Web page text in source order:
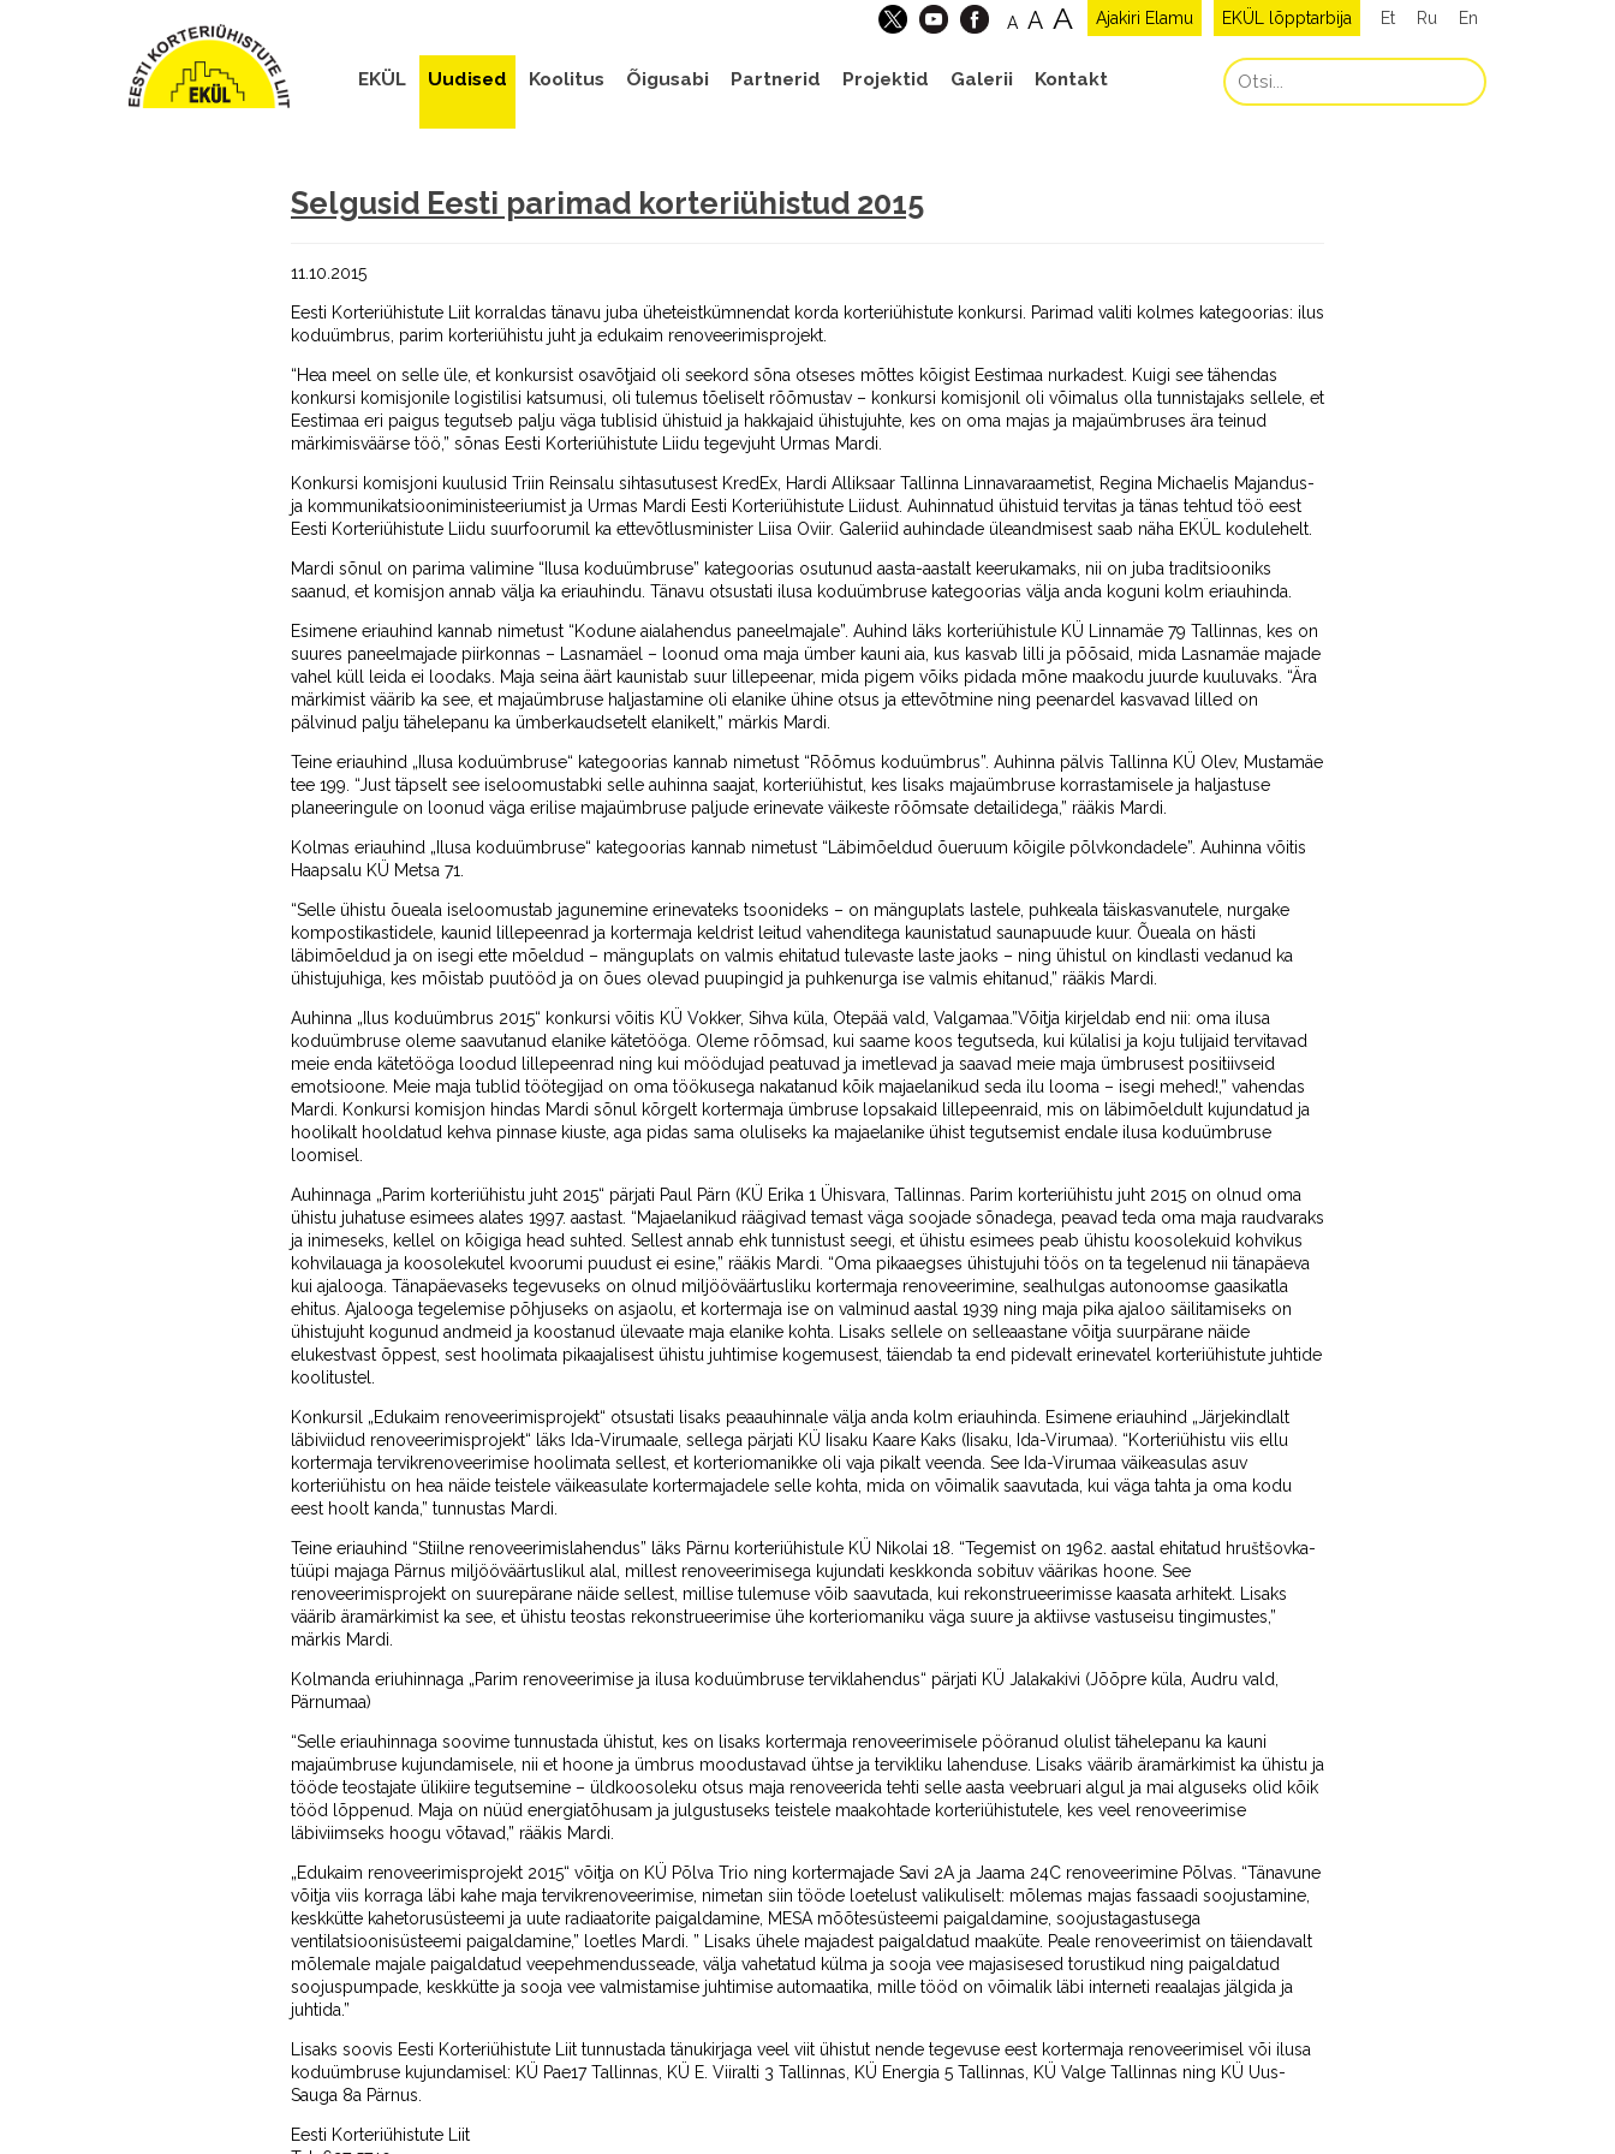
Et Ru En
EKÜL lõpptarbija
Ajakiri Elamu
A A A
EKÜL Uudised Koolitus Õigusabi Partnerid Projektid Galerii Kontakt
Selgusid Eesti parimad korteriühistud 2015
11.10.2015
Eesti Korteriühistute Liit korraldas tänavu juba üheteistkümnendat korda korteriühistute konkursi. Parimad valiti kolmes kategoorias: ilus
koduümbrus, parim korteriühistu juht ja edukaim renoveerimisprojekt.
“Hea meel on selle üle, et konkursist osavõtjaid oli seekord sõna otseses mõttes kõigist Eestimaa nurkadest. Kuigi see tähendas
konkursi komisjonile logistilisi katsumusi, oli tulemus tõeliselt rõõmustav – konkursi komisjonil oli võimalus olla tunnistajaks sellele, et
Eestimaa eri paigus tegutseb palju väga tublisid ühistuid ja hakkajaid ühistujuhte, kes on oma majas ja majaümbruses ära teinud
märkimisväärse töö,” sõnas Eesti Korteriühistute Liidu tegevjuht Urmas Mardi.
Konkursi komisjoni kuulusid Triin Reinsalu sihtasutusest KredEx, Hardi Alliksaar Tallinna Linnavaraametist, Regina Michaelis Majandus-
ja kommunikatsiooniministeeriumist ja Urmas Mardi Eesti Korteriühistute Liidust. Auhinnatud ühistuid tervitas ja tänas tehtud töö eest
Eesti Korteriühistute Liidu suurfoorumil ka ettevõtlusminister Liisa Oviir. Galeriid auhindade üleandmisest saab näha EKÜL kodulehelt.
Mardi sõnul on parima valimine “Ilusa koduümbruse” kategoorias osutunud aasta-aastalt keerukamaks, nii on juba traditsiooniks
saanud, et komisjon annab välja ka eriauhindu. Tänavu otsustati ilusa koduümbruse kategoorias välja anda koguni kolm eriauhinda.
Esimene eriauhind kannab nimetust “Kodune aialahendus paneelmajale”. Auhind läks korteriühistule KÜ Linnamäe 79 Tallinnas, kes on
suures paneelmajade piirkonnas – Lasnamäel – loonud oma maja ümber kauni aia, kus kasvab lilli ja põõsaid, mida Lasnamäe majade
vahel küll leida ei loodaks. Maja seina äärt kaunistab suur lillepeenar, mida pigem võiks pidada mõne maakodu juurde kuuluvaks. “Ära
märkimist väärib ka see, et majaümbruse haljastamine oli elanike ühine otsus ja ettevõtmine ning peenardel kasvavad lilled on
pälvinud palju tähelepanu ka ümberkaudsetelt elanikelt,” märkis Mardi.
Teine eriauhind „Ilusa koduümbruse“ kategoorias kannab nimetust “Rõõmus koduümbrus”. Auhinna pälvis Tallinna KÜ Olev, Mustamäe
tee 199. “Just täpselt see iseloomustabki selle auhinna saajat, korteriühistut, kes lisaks majaümbruse korrastamisele ja haljastuse
planeeringule on loonud väga erilise majaümbruse paljude erinevate väikeste rõõmsate detailidega,” rääkis Mardi.
Kolmas eriauhind „Ilusa koduümbruse“ kategoorias kannab nimetust “Läbimõeldud õueruum kõigile põlvkondadele”. Auhinna võitis
Haapsalu KÜ Metsa 71.
“Selle ühistu õueala iseloomustab jagunemine erinevateks tsoonideks – on mänguplats lastele, puhkeala täiskasvanutele, nurgake
kompostikastidele, kaunid lillepeenrad ja kortermaja keldrist leitud vahenditega kaunistatud saunapuude kuur. Õueala on hästi
läbimõeldud ja on isegi ette mõeldud – mänguplats on valmis ehitatud tulevaste laste jaoks – ning ühistul on kindlasti vedanud ka
ühistujuhiga, kes mõistab puutööd ja on õues olevad puupingid ja puhkenurga ise valmis ehitanud,” rääkis Mardi.
Auhinna „Ilus koduümbrus 2015“ konkursi võitis KÜ Vokker, Sihva küla, Otepää vald, Valgamaa.”Võitja kirjeldab end nii: oma ilusa
koduümbruse oleme saavutanud elanike kätetööga. Oleme rõõmsad, kui saame koos tegutseda, kui külalisi ja koju tulijaid tervitavad
meie enda kätetööga loodud lillepeenrad ning kui möödujad peatuvad ja imetlevad ja saavad meie maja ümbrusest positiivseid
emotsioone. Meie maja tublid töötegijad on oma töökusega nakatanud kõik majaelanikud seda ilu looma – isegi mehed!,” vahendas
Mardi. Konkursi komisjon hindas Mardi sõnul kõrgelt kortermaja ümbruse lopsakaid lillepeenraid, mis on läbimõeldult kujundatud ja
hoolikalt hooldatud kehva pinnase kiuste, aga pidas sama oluliseks ka majaelanike ühist tegutsemist endale ilusa koduümbruse
loomisel.
Auhinnaga „Parim korteriühistu juht 2015“ pärjati Paul Pärn (KÜ Erika 1 Ühisvara, Tallinnas. Parim korteriühistu juht 2015 on olnud oma
ühistu juhatuse esimees alates 1997. aastast. “Majaelanikud räägivad temast väga soojade sõnadega, peavad teda oma maja raudvaraks
ja inimeseks, kellel on kõigiga head suhted. Sellest annab ehk tunnistust seegi, et ühistu esimees peab ühistu koosolekuid kohvikus
kohvilauaga ja koosolekutel kvoorumi puudust ei esine,” rääkis Mardi. “Oma pikaaegses ühistujuhi töös on ta tegelenud nii tänapäeva
kui ajalooga. Tänapäevaseks tegevuseks on olnud miljööväärtusliku kortermaja renoveerimine, sealhulgas autonoomse gaasikatla
ehitus. Ajalooga tegelemise põhjuseks on asjaolu, et kortermaja ise on valminud aastal 1939 ning maja pika ajaloo säilitamiseks on
ühistujuht kogunud andmeid ja koostanud ülevaate maja elanike kohta. Lisaks sellele on selleaastane võitja suurpärane näide
elukestvast õppest, sest hoolimata pikaajalisest ühistu juhtimise kogemusest, täiendab ta end pidevalt erinevatel korteriühistute juhtide
koolitustel.
Konkursil „Edukaim renoveerimisprojekt“ otsustati lisaks peaauhinnale välja anda kolm eriauhinda. Esimene eriauhind „Järjekindlalt
läbiviidud renoveerimisprojekt“ läks Ida-Virumaale, sellega pärjati KÜ Iisaku Kaare Kaks (Iisaku, Ida-Virumaa). “Korteriühistu viis ellu
kortermaja tervikrenoveerimise hoolimata sellest, et korteriomanikke oli vaja pikalt veenda. See Ida-Virumaa väikeasulas asuv
korteriühistu on hea näide teistele väikeasulate kortermajadele selle kohta, mida on võimalik saavutada, kui väga tahta ja oma kodu
eest hoolt kanda,” tunnustas Mardi.
Teine eriauhind “Stiilne renoveerimislahendus” läks Pärnu korteriühistule KÜ Nikolai 18. “Tegemist on 1962. aastal ehitatud hruštšovka-
tüüpi majaga Pärnus miljööväärtuslikul alal, millest renoveerimisega kujundati keskkonda sobituv väärikas hoone. See
renoveerimisprojekt on suurepärane näide sellest, millise tulemuse võib saavutada, kui rekonstrueerimisse kaasata arhitekt. Lisaks
väärib äramärkimist ka see, et ühistu teostas rekonstrueerimise ühe korteriomaniku väga suure ja aktiivse vastuseisu tingimustes,”
märkis Mardi.
Kolmanda eriuhinnaga „Parim renoveerimise ja ilusa koduümbruse terviklahendus“ pärjati KÜ Jalakakivi (Jõõpre küla, Audru vald,
Pärnumaa)
“Selle eriauhinnaga soovime tunnustada ühistut, kes on lisaks kortermaja renoveerimisele pööranud olulist tähelepanu ka kauni
majaümbruse kujundamisele, nii et hoone ja ümbrus moodustavad ühtse ja tervikliku lahenduse. Lisaks väärib äramärkimist ka ühistu ja
tööde teostajate ülikiire tegutsemine – üldkoosoleku otsus maja renoveerida tehti selle aasta veebruari algul ja mai alguseks olid kõik
tööd lõppenud. Maja on nüüd energiatõhusam ja julgustuseks teistele maakohtade korteriühistutele, kes veel renoveerimise
läbiviimseks hoogu võtavad,” rääkis Mardi.
„Edukaim renoveerimisprojekt 2015“ võitja on KÜ Põlva Trio ning kortermajade Savi 2A ja Jaama 24C renoveerimine Põlvas. “Tänavune
võitja viis korraga läbi kahe maja tervikrenoveerimise, nimetan siin tööde loetelust valikuliselt: mõlemas majas fassaadi soojustamine,
keskkütte kahetorusüsteemi ja uute radiaatorite paigaldamine, MESA mõõtesüsteemi paigaldamine, soojustagastusega
ventilatsioonisüsteemi paigaldamine,” loetles Mardi. ” Lisaks ühele majadest paigaldatud maaküte. Peale renoveerimist on täiendavalt
mõlemale majale paigaldatud veepehmendusseade, välja vahetatud külma ja sooja vee majasisesed torustikud ning paigaldatud
soojuspumpade, keskkütte ja sooja vee valmistamise juhtimise automaatika, mille tööd on võimalik läbi interneti reaalajas jälgida ja
juhtida.”
Lisaks soovis Eesti Korteriühistute Liit tunnustada tänukirjaga veel viit ühistut nende tegevuse eest kortermaja renoveerimisel või ilusa
koduümbruse kujundamisel: KÜ Pae17 Tallinnas, KÜ E. Viiralti 3 Tallinnas, KÜ Energia 5 Tallinnas, KÜ Valge Tallinnas ning KÜ Uus-
Sauga 8a Pärnus.
Eesti Korteriühistute Liit